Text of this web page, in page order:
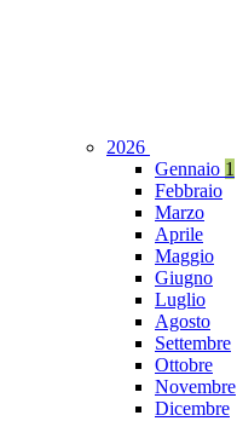
2026
Gennaio 1
Febbraio
Marzo
Aprile
Maggio
Giugno
Luglio
Agosto
Settembre
Ottobre
Novembre
Dicembre